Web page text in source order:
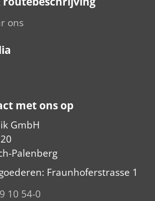
ons
met ons op
GmbH
Palenberg
Fraunhoferstrasse 1
10 54-0